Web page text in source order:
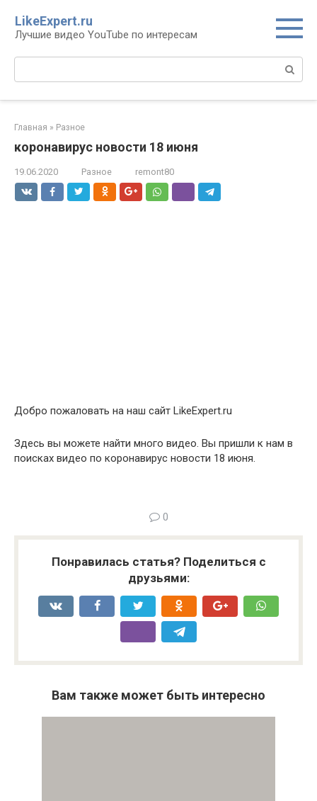
контенту
LikeExpert.ru
Лучшие видео YouTube по интересам
Главная » Разное
коронавирус новости 18 июня
19.06.2020 Разное remont80
Добро пожаловать на наш сайт LikeExpert.ru
Здесь вы можете найти много видео. Вы пришли к нам в
поисках видео по коронавирус новости 18 июня.
0
Понравилась статья? Поделиться с
друзьями:
Вам также может быть интересно